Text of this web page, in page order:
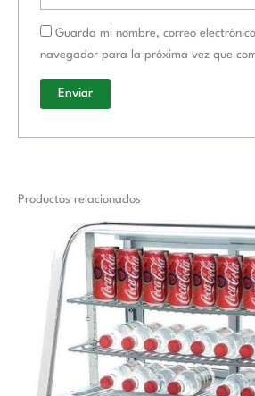
Guarda mi nombre, correo
navegador para la próxima vez que
Productos relacionados
El
precio
original
era:
765,00 €.
El
precio
actual
es:
470,00 €.